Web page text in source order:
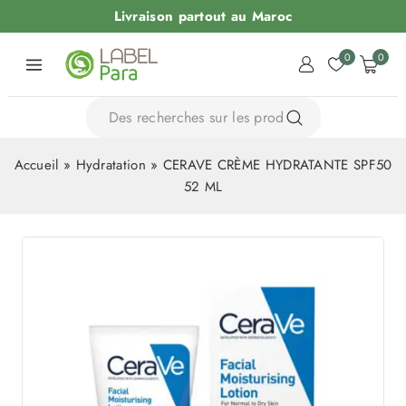
Livraison partout au Maroc
0 0
Accueil » Hydratation » CERAVE CRÈME HYDRATANTE SPF50
52 ML